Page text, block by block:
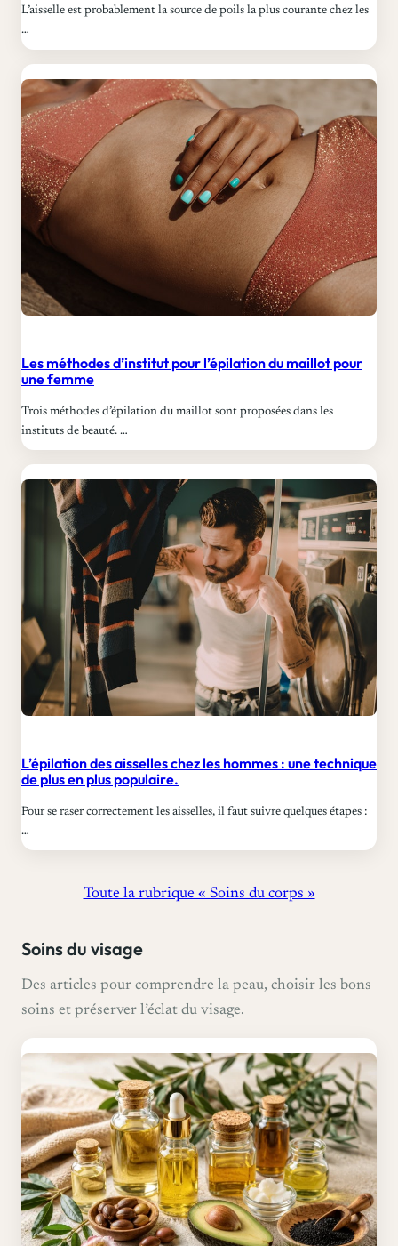
L’aisselle est probablement la source de poils la plus courante chez les
…
Les méthodes d’institut pour l’épilation du maillot pour
une femme
Trois méthodes d’épilation du maillot sont proposées dans les
instituts de beauté. …
L’épilation des aisselles chez les hommes : une technique
de plus en plus populaire.
Pour se raser correctement les aisselles, il faut suivre quelques étapes :
…
Toute la rubrique « Soins du corps »
Soins du visage
Des articles pour comprendre la peau, choisir les bons
soins et préserver l’éclat du visage.